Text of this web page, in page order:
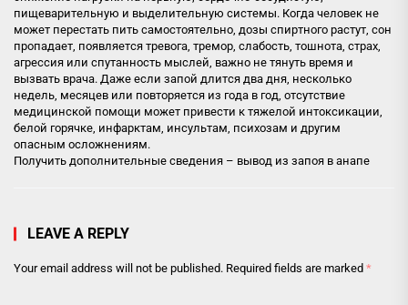
пищеварительную и выделительную системы. Когда человек не
может перестать пить самостоятельно, дозы спиртного растут, сон
пропадает, появляется тревога, тремор, слабость, тошнота, страх,
агрессия или спутанность мыслей, важно не тянуть время и
вызвать врача. Даже если запой длится два дня, несколько
недель, месяцев или повторяется из года в год, отсутствие
медицинской помощи может привести к тяжелой интоксикации,
белой горячке, инфарктам, инсультам, психозам и другим
опасным осложнениям.
Получить дополнительные сведения – вывод из запоя в анапе
LEAVE A REPLY
Your email address will not be published. Required fields are marked *